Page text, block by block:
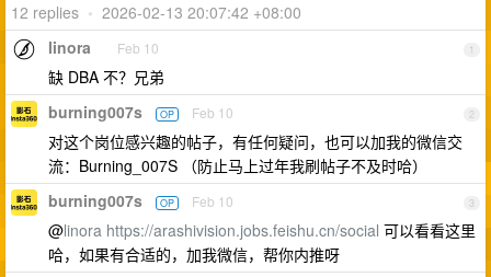
12 replies • 2026-02-13 20:07:42 +08:00
1
linora Feb 10
缺 DBA 不？兄弟
2
burning007s OP Feb 10
对这个岗位感兴趣的帖子，有任何疑问，也可以加我的微信交
流：Burning_007S （防止马上过年我刷帖子不及时哈）
3
burning007s OP Feb 10
@linora https://arashivision.jobs.feishu.cn/social 可以看看这里
哈，如果有合适的，加我微信，帮你内推呀